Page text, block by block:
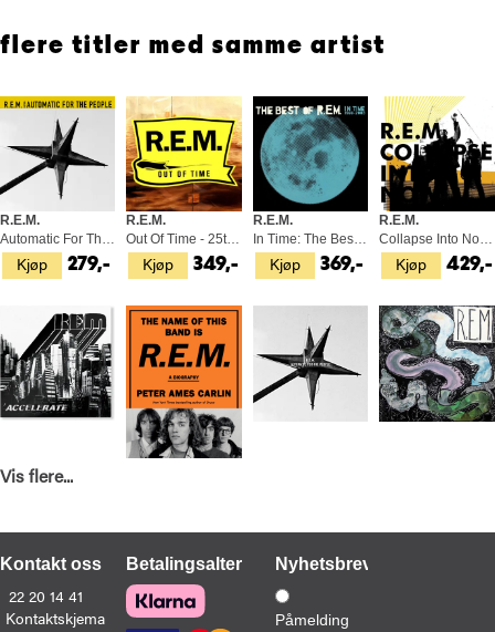
flere titler med samme artist
Kjøp
R.E.M.
Automatic For The People (LP)
279,- Kjøp
R.E.M.
Out Of Time - 25th Anniversary Ed. (LP)
349,- Kjøp
R.E.M.
In Time: The Best of 1988-2003 (2LP)
369,- Kjøp
R.E.M.
Collapse Into Now (LP)
429,-
Kjøp
R.E.M.
399,- Kjøp 299,- Kjøp 329,- Kjøp 599,-
Vis flere...
Kontakt oss
22 20 14 41
Kontaktskjema
BetalingsalternativerNyhetsbrev
Påmelding